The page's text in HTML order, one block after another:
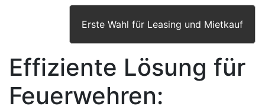
Erste Wahl für Leasing und Mietkauf
Effiziente Lösung für
Feuerwehren: